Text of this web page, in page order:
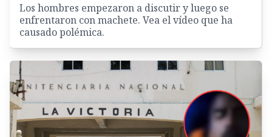
Los hombres empezaron a discutir y luego se
enfrentaron con machete. Vea el vídeo que ha
causado polémica.